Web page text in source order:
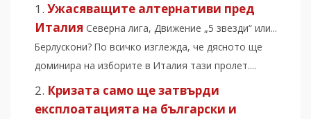
Ужасяващите алтернативи пред
Италия Северна лига, Движение „5 звезди“ или...
Берлускони? По всичко изглежда, че дясното ще
доминира на изборите в Италия тази пролет....
Кризата само ще затвърди
експлоатацията на български и